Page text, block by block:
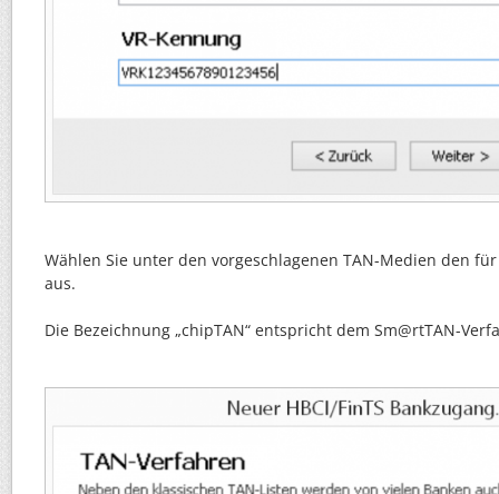
Wählen Sie unter den vorgeschlagenen TAN-Medien den
aus.
Die Bezeichnung „chipTAN“ entspricht dem Sm@rtTAN-